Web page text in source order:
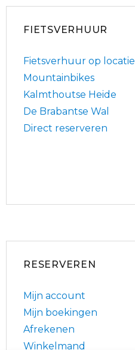
FIETSVERHUUR
Fietsverhuur op locatie
Mountainbikes
Kalmthoutse Heide
De Brabantse Wal
Direct reserveren
RESERVEREN
Mijn account
Mijn boekingen
Afrekenen
Winkelmand